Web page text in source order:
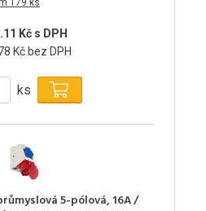
179 ks
Kč s DPH
Kč bez DPH
ks
5-pólová, 16A /